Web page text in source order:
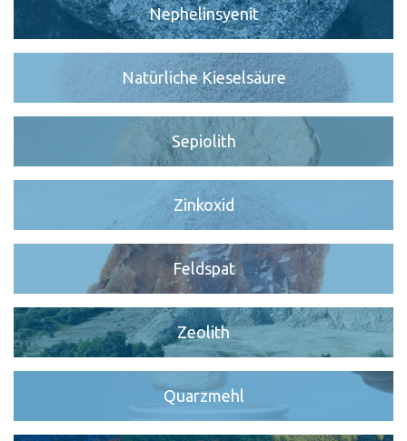
Nephelinsyenit
Natürliche Kieselsäure
Sepiolith
Zinkoxid
Feldspat
Zeolith
Quarzmehl